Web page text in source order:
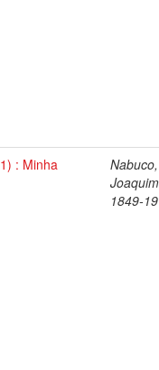
: Minha
Nabuco,
1849-